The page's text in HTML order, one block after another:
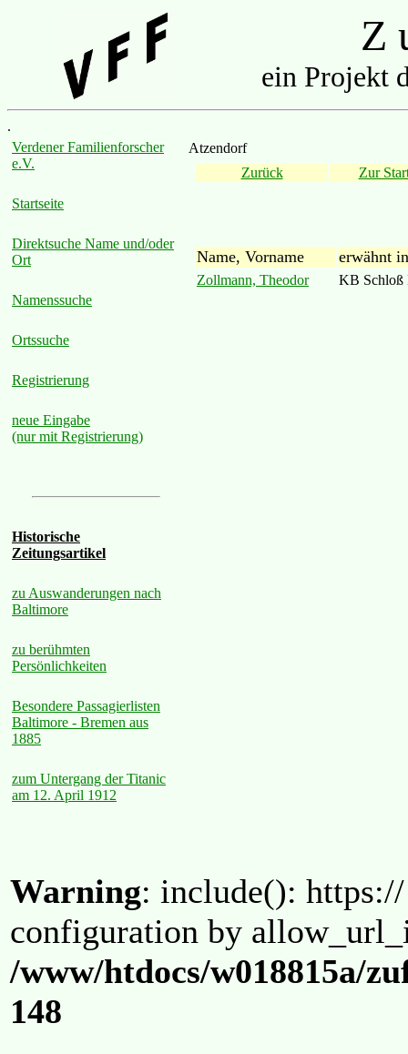
Z
ein Projekt
.
Verdener Familienforscher
e.V.
Startseite
Direktsuche Name und/oder
Ort
Namenssuche
Ortssuche
Registrierung
neue Eingabe
(nur mit Registrierung)
Historische
Zeitungsartikel
zu Auswanderungen nach
Baltimore
zu berühmten
Persönlichkeiten
Besondere Passagierlisten
Baltimore - Bremen aus
1885
zum Untergang der Titanic
am 12. April 1912
Atzendorf
Zurück
Zur
Name, Vorname erwähnt in
Zollmann, Theodor KB Schloß
Warning: include():
configuration by
/www/htdocs/w018815a/
148